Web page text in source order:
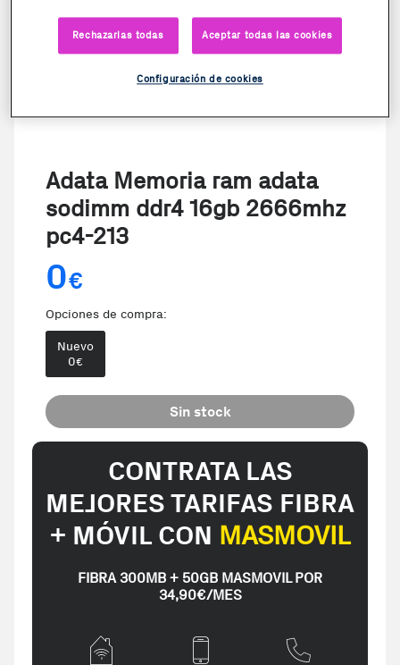
Adata Memoria ram adata
sodimm ddr4 16gb 2666mhz
pc4-213
0€
Opciones de compra:
Nuevo
0€
Sin stock
CONTRATA LAS
MEJORES TARIFAS FIBRA
+ MÓVIL CON MASMOVIL
FIBRA 300MB + 50GB MASMOVIL POR
34,90€/MES
Rechazarlas todas Aceptar todas las cookies
Configuración de cookies